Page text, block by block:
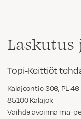
Laskutus
Topi-Keittiöt
Kalajoentie 306, PL 46
85100 Kalajoki
Vaihde avoinna ma-